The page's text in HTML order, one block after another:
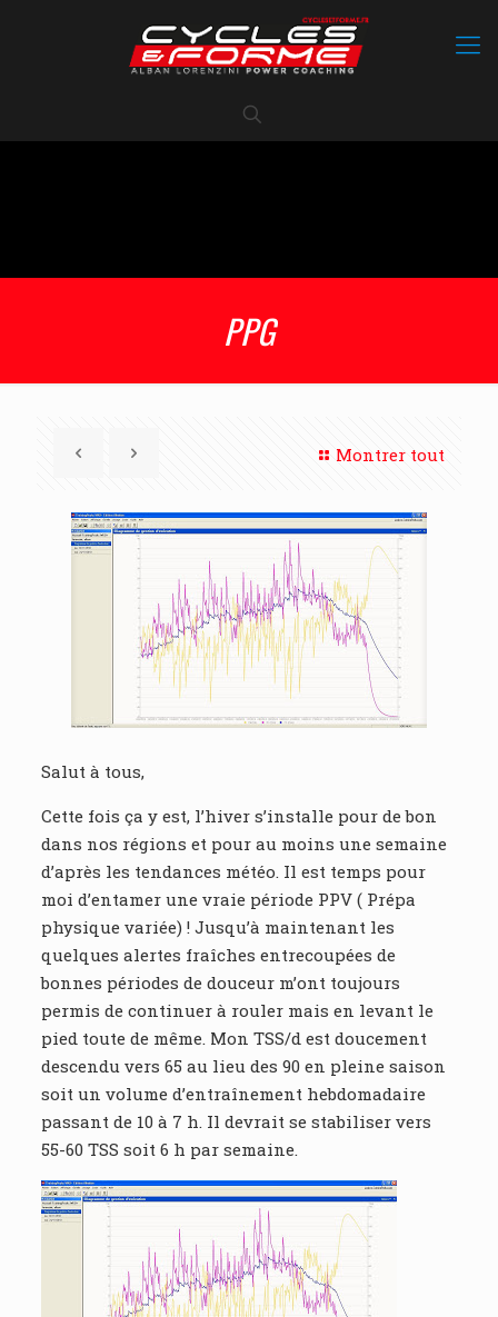
PPG
Montrer tout
Salut à tous,
Cette fois ça y est, l’hiver s’installe pour de bon
dans nos régions et pour au moins une semaine
d’après les tendances météo. Il est temps pour
moi d’entamer une vraie période PPV ( Prépa
physique variée) ! Jusqu’à maintenant les
quelques alertes fraîches entrecoupées de
bonnes périodes de douceur m’ont toujours
permis de continuer à rouler mais en levant le
pied toute de même. Mon TSS/d est doucement
descendu vers 65 au lieu des 90 en pleine saison
soit un volume d’entraînement hebdomadaire
passant de 10 à 7 h. Il devrait se stabiliser vers
55-60 TSS soit 6 h par semaine.